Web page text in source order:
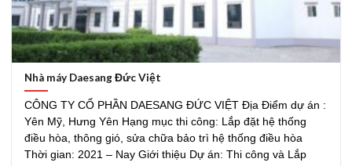
Nhà máy Daesang Đức Việt
CÔNG TY CỔ PHẦN DAESANG ĐỨC VIỆT Địa Điểm dự án :
Yên Mỹ, Hưng Yên Hạng mục thi công: Lắp đặt hệ thống
điều hòa, thông gió, sửa chữa bảo trì hệ thống điều hòa
Thời gian: 2021 – Nay Giới thiệu Dự án: Thi công và Lắp